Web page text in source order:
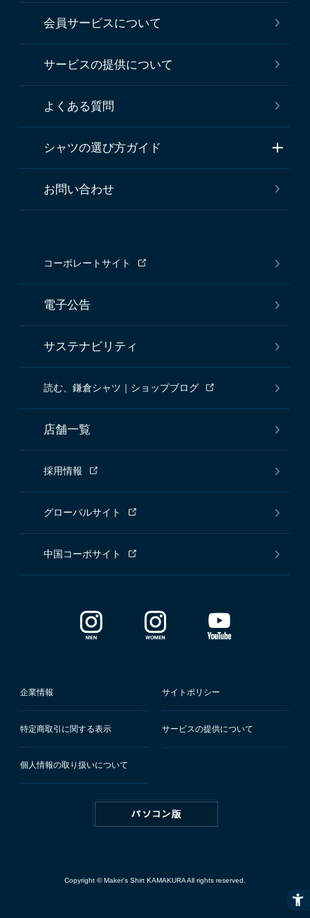
会員サービスについて
サービスの提供について
よくある質問
シャツの選び方ガイド
お問い合わせ
コーポレートサイト
電子公告
サステナビリティ
読む、鎌倉シャツ｜ショップブログ
店舗一覧
採用情報
グローバルサイト
中国コーポサイト
企業情報 サイトポリシー
特定商取引に関する表示 サービスの提供について
個人情報の取り扱いについて
Copyright © Maker's Shirt KAMAKURA All rights reserved.